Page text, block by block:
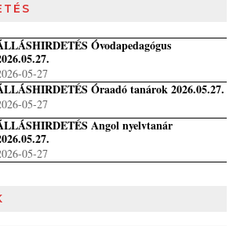
Óvodapedagógus
05-27
Óraadó tanárok 2026.05.27.
05-27
Angol nyelvtanár
05-27